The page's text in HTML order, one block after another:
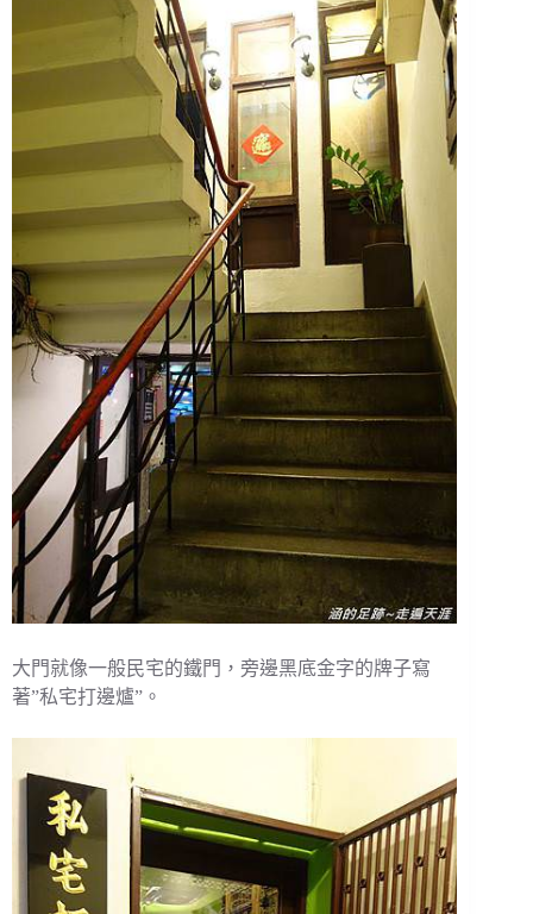
大門就像一般民宅的鐵門，旁邊黑底金字的牌子寫
著”私宅打邊爐”。